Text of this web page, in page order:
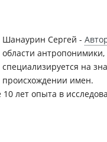
Шанаурин Сергей -
области антропонимики,
специализируется на
происхождении имен.
10 лет опыта в